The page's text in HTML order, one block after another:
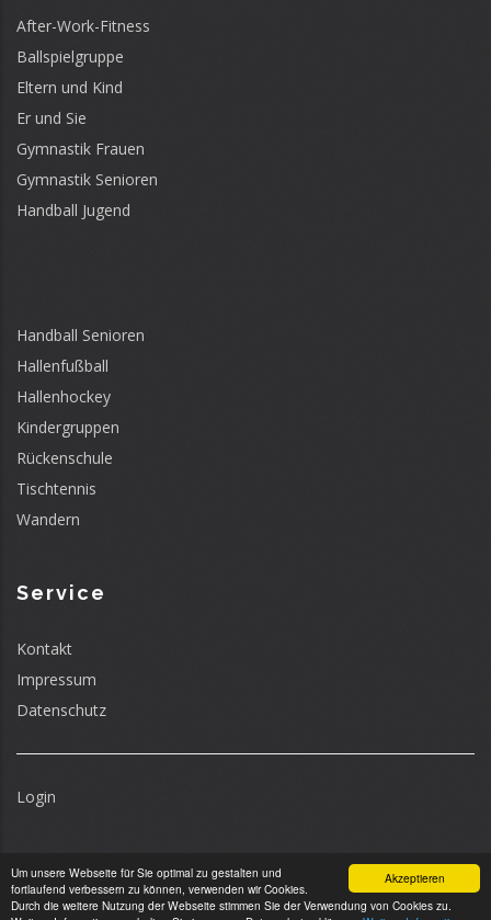
Akzeptieren
Um unsere Webseite für Sie optimal zu gestalten und
fortlaufend verbessern zu können, verwenden wir Cookies.
Durch die weitere Nutzung der Webseite stimmen Sie der Verwendung von Cookies zu.
After-Work-Fitness
Ballspielgruppe
Eltern und Kind
Er und Sie
Gymnastik Frauen
Gymnastik Senioren
Handball Jugend
Handball Senioren
Hallenfußball
Hallenhockey
Kindergruppen
Rückenschule
Tischtennis
Wandern
Service
Kontakt
Impressum
Datenschutz
Login
© 2018 Cronenberger Turngemeinde von 1880 e.V.